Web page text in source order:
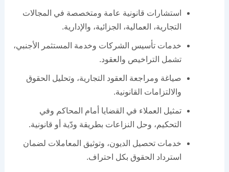
استشارات قانونية عامة ومتخصصة في المجالات
التجارية، العمالية، الجزائية، والإدارية.
خدمات تأسيس الشركات وخدمة المستثمر الأجنبي،
تشمل التراخيص والعقود.
صياغة ومراجعة العقود التجارية، وتحليل الحقوق
والالتزامات القانونية.
تمثيل العملاء في القضايا أمام المحاكم وفي
التحكيم، وحل النزاعات بطريقة ودّية أو قانونية.
خدمات تحصيل الديون، وتوثيق المعاملات لضمان
استرداد الحقوق بكل احتراف.